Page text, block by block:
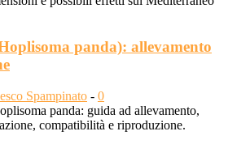
panda): allevamento
Spampinato - 0
panda: guida ad allevamento,
compatibilità e riproduzione.